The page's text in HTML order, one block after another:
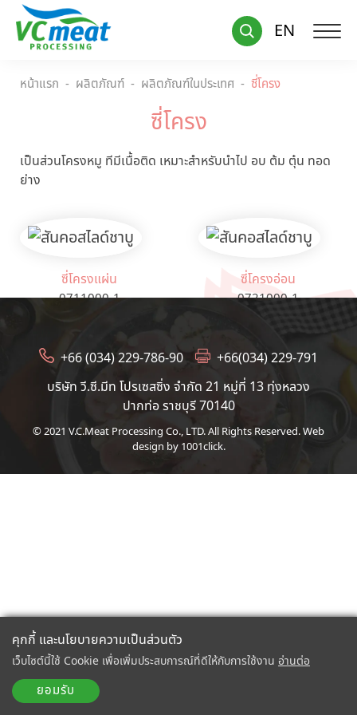
EN
หน้าแรก ผลิตภัณฑ์ ผลิตภัณฑ์ในประเทศ ซี่โครง
ซี่โครง
เป็นส่วนโครงหมู ทีมีเนื้อติด เหมาะสำหรับนำไป อบ ต้ม ตุ๋น ทอด
ย่าง
ซี่โครงแผ่น
0711000-1
ซี่โครงอ่อน
0721000-1
+66 (034) 229-786-90 +66(034) 229-791​
บริษัท วี.ซี.มีท โปรเซสซิ่ง จำกัด 21 หมู่ที่ 13 ทุ่งหลวง
ปากท่อ ราชบุรี 70140
© 2021 V.C.Meat Processing Co., LTD. All Rights Reserved.Web
design by 1001click.
คุกกี้ และนโยบายความเป็นส่วนตัว
เว็บไซต์นี้ใช้ Cookie เพื่อเพิ่มประสบการณ์ที่ดีให้กับการใช้งาน อ่านต่อ
ยอมรับ